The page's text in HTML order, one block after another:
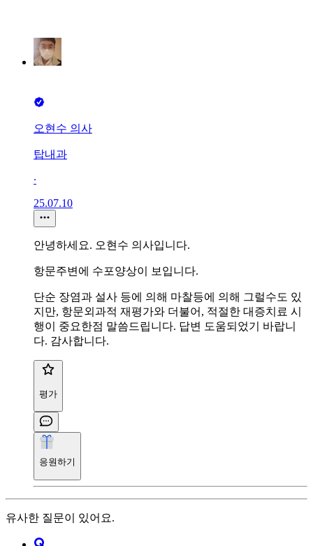
오현수 의사
탑내과
∙
25.07.10
안녕하세요. 오현수 의사입니다.
항문주변에 수포양상이 보입니다.
단순 장염과 설사 등에 의해 마찰등에 의해 그럴수도 있
지만, 항문외과적 재평가와 더불어, 적절한 대증치료 시
행이 중요한점 말씀드립니다. 답변 도움되었기 바랍니
다. 감사합니다.
평가
응원하기
유사한 질문이 있어요.